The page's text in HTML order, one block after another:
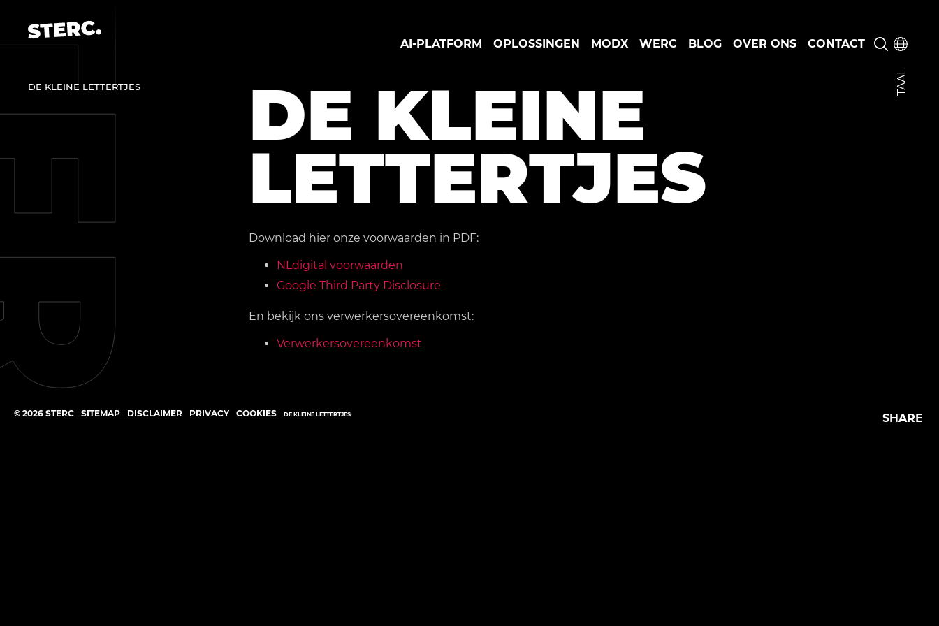
AI-PLATFORM OPLOSSINGEN MODX WERC BLOG OVER ONS CONTACT
TAAL
DE KLEINE LETTERTJES DE KLEINE
LETTERTJES
Download hier onze voorwaarden in PDF:
NLdigital voorwaarden
Google Third Party Disclosure
En bekijk ons verwerkersovereenkomst:
Verwerkersovereenkomst
© 2026 STERC SITEMAP DISCLAIMER PRIVACY COOKIES DE KLEINE LETTERTJES SHARE